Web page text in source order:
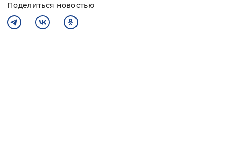
Поделиться новостью